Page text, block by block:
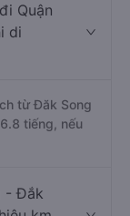
Quận
di
từ Đăk Song
tiếng, nếu
- Đắk